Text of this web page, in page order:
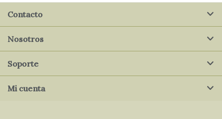
Contacto
Nosotros
Soporte
Mi cuenta